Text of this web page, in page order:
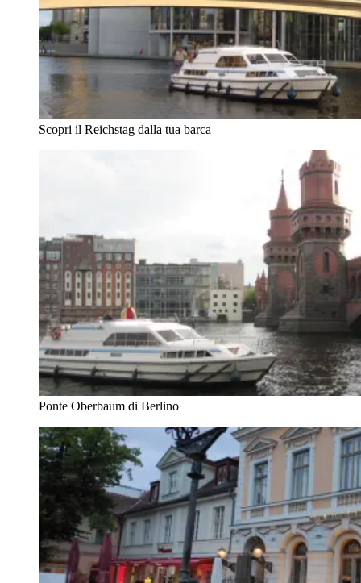
Scopri il Reichstag dalla tua barca
Ponte Oberbaum di Berlino